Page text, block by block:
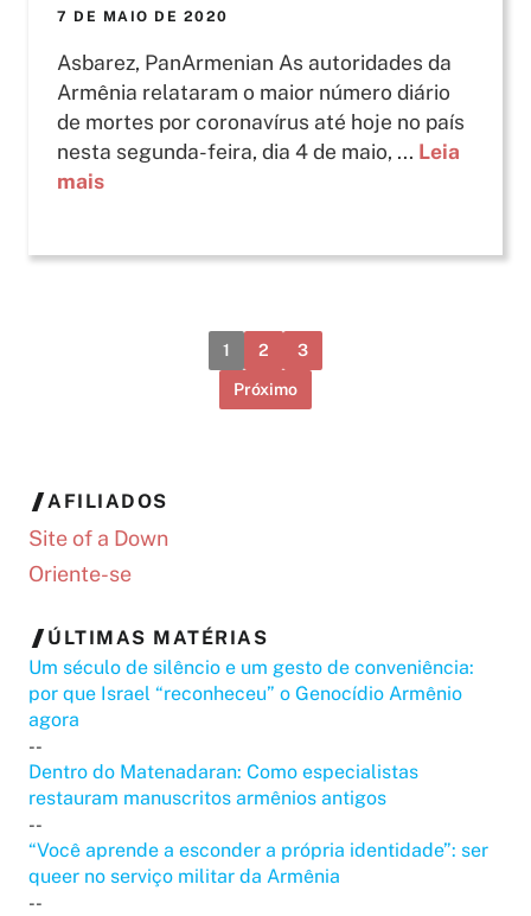
7 DE MAIO DE 2020
Asbarez, PanArmenian As autoridades da
Armênia relataram o maior número diário
de mortes por coronavírus até hoje no país
nesta segunda-feira, dia 4 de maio, ... Leia
mais
1 2 3
Próximo
AFILIADOS
Site of a Down
Oriente-se
ÚLTIMAS MATÉRIAS
Um século de silêncio e um gesto de conveniência:
por que Israel “reconheceu” o Genocídio Armênio
agora
--
Dentro do Matenadaran: Como especialistas
restauram manuscritos armênios antigos
--
“Você aprende a esconder a própria identidade”: ser
queer no serviço militar da Armênia
--